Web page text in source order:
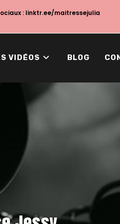
: linktr.ee/maitressejulia
VIDÉOS BLOG